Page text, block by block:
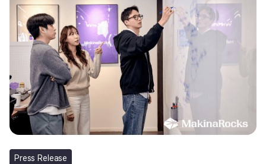
Press Release